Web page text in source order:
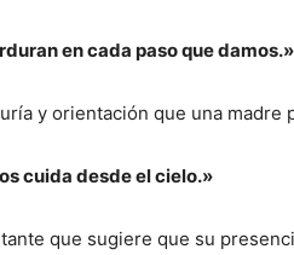
en cada paso que damos.»
y orientación que una madre
cuida desde el cielo.»
que sugiere que su